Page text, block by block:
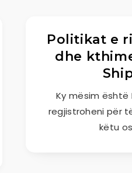
Politikat e
dhe
Ky mësim është
regjistroheni për
këtu